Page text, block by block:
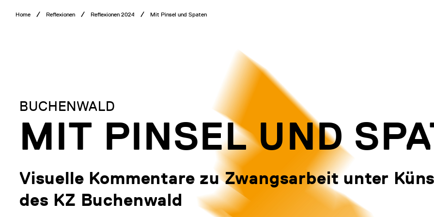
DirektBreadcrumb
Home Reflexionen Reflexionen 2024 Mit Pinsel und Spaten
BUCHENWALD
MIT PINSEL UND
Visuelle Kommentare zu Zwangsarbeit unter
des KZ Buchenwald